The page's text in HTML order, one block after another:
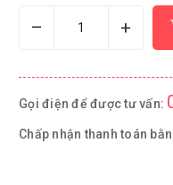
– +
Gọi điện để được tư vấn:
Chấp nhận thanh toán